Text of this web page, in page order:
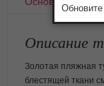
Описание
Золотая пляжная
блестящей ткани
Обновите